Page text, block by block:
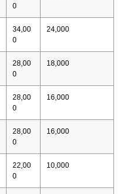
0
34,00
0
24,000
28,00
0
18,000
28,00
0
16,000
28,00
0
16,000
22,00
0
10,000